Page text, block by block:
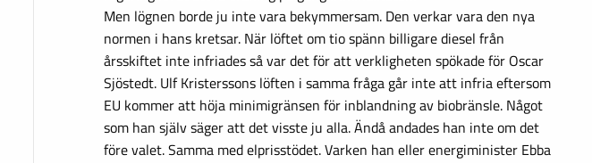
Men lögnen borde ju inte vara bekymmersam. Den verkar vara den nya
normen i hans kretsar. När löftet om tio spänn billigare diesel från
årsskiftet inte infriades så var det för att verkligheten spökade för Oscar
Sjöstedt. Ulf Kristerssons löften i samma fråga går inte att infria eftersom
EU kommer att höja minimigränsen för inblandning av biobränsle. Något
som han själv säger att det visste ju alla. Ändå andades han inte om det
före valet. Samma med elprisstödet. Varken han eller energiminister Ebba